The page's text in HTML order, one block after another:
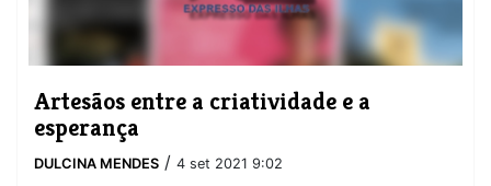
Artesãos entre a criatividade e a
esperança
DULCINA MENDES / 4 set 2021 9:02